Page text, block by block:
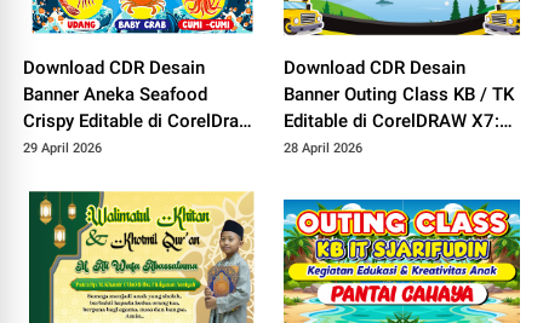
Download CDR Desain
Banner Aneka Seafood
Crispy Editable di CorelDraw
X7: Cocok Buat Usaha
29 April 2026
Download CDR Desain
Banner Outing Class KB / TK
Editable di CorelDRAW X7:
Cocok Buat Piknik dan
28 April 2026